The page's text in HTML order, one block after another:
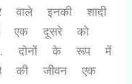
इनकी शादी
दूसरे को
. दोनों के रूप में
की जीवन एक